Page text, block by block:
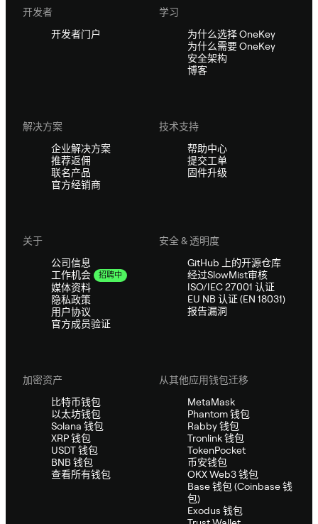
开发者
开发者门户
学习
为什么选择 OneKey
为什么需要 OneKey
安全架构
博客
解决方案
企业解决方案
推荐返佣
联名产品
官方经销商
技术支持
帮助中心
提交工单
固件升级
关于
公司信息
工作机会
招聘中
媒体资料
隐私政策
用户协议
官方成员验证
安全 & 透明度
GitHub 上的开源仓库
经过SlowMist审核
ISO/IEC 27001 认证
EU NB 认证 (EN 18031)
报告漏洞
加密资产
比特币钱包
以太坊钱包
Solana 钱包
XRP 钱包
USDT 钱包
BNB 钱包
查看所有钱包
从其他应用钱包迁移
MetaMask
Phantom 钱包
Rabby 钱包
Tronlink 钱包
TokenPocket
币安钱包
OKX Web3 钱包
Base 钱包 (Coinbase 钱
包)
Exodus 钱包